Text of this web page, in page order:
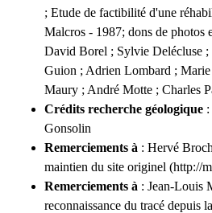
; Etude de factibilité d'une
Malcros - 1987; dons de photos
David Borel ; Sylvie Delécluse ;
Guion ; Adrien Lombard ;
Maury ; André Motte ; Charles
Crédits recherche géologique
Gonsolin
Remerciements à : Hervé
maintien du site originel (http://
Remerciements à : Jean-Louis
reconnaissance du tracé depuis